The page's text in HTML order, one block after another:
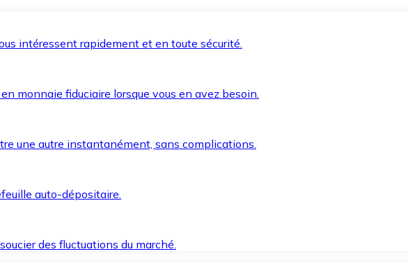
intéressent rapidement et en toute sécurité.
monnaie fiduciaire lorsque vous en avez besoin.
une autre instantanément, sans complications.
auto-dépositaire.
des fluctuations du marché.